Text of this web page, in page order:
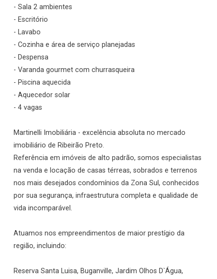
- Sala 2 ambientes
- Escritório
- Lavabo
- Cozinha e área de serviço planejadas
- Despensa
- Varanda gourmet com churrasqueira
- Piscina aquecida
- Aquecedor solar
- 4 vagas
Martinelli Imobiliária - excelência absoluta no mercado
imobiliário de Ribeirão Preto.
Referência em imóveis de alto padrão, somos especialistas
na venda e locação de casas térreas, sobrados e terrenos
nos mais desejados condomínios da Zona Sul, conhecidos
por sua segurança, infraestrutura completa e qualidade de
vida incomparável.
Atuamos nos empreendimentos de maior prestígio da
região, incluindo:
Reserva Santa Luisa, Buganville, Jardim Olhos D`Água,